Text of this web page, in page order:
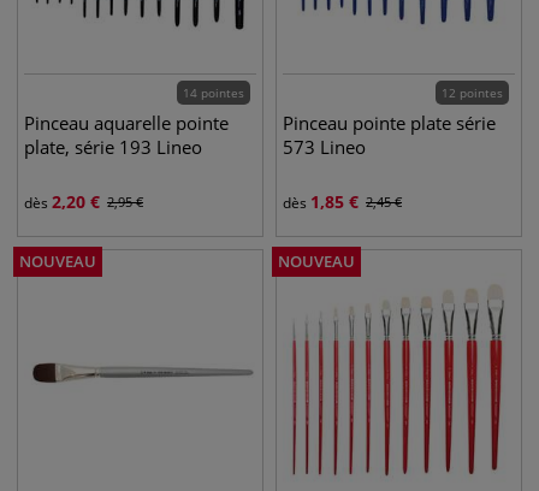
14 pointes
Pinceau aquarelle pointe
plate, série 193 Lineo
dès 2,20 € 2,95€
12 pointes
Pinceau pointe plate série
573 Lineo
dès 1,85 € 2,45€
NOUVEAU NOUVEAU